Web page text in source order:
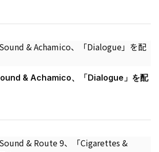
& Achamico、「Dialogue」を配